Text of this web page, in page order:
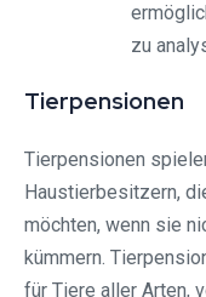
zu
Tierpensionen
Tierpensionen
Haustierbesitzern,
möchten, wenn sie
kümmern.
für Tiere aller Arten,